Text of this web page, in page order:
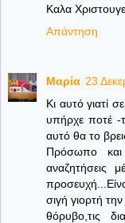
Καλα
Απάντηση
Μαρία 23
Κι αυτό γιατί
υπήρχε ποτέ -
αυτό θα το
Πρόσωπο
αναζητήσεις
σιγή γιορτή
θόρυβο,τις